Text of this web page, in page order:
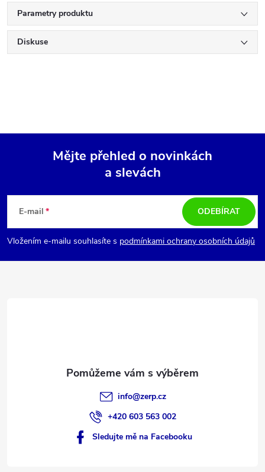
Parametry produktu
Diskuse
p
a
Mějte přehled o novinkách
a slevách
E-mail
Vložením e-mailu souhlasíte s podmínkami ochrany osobních údajů
ODEBÍRAT
info@zerp.cz
+420 603 563 002
Sledujte mě na Facebooku